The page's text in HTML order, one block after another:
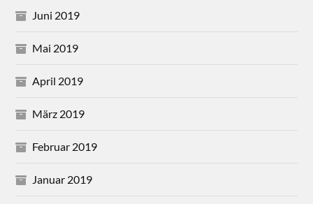
Juni 2019
Mai 2019
April 2019
März 2019
Februar 2019
Januar 2019